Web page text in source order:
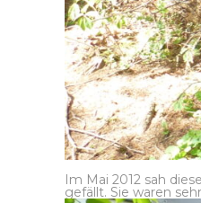
Im Mai 2012 sah
gefällt. Sie waren